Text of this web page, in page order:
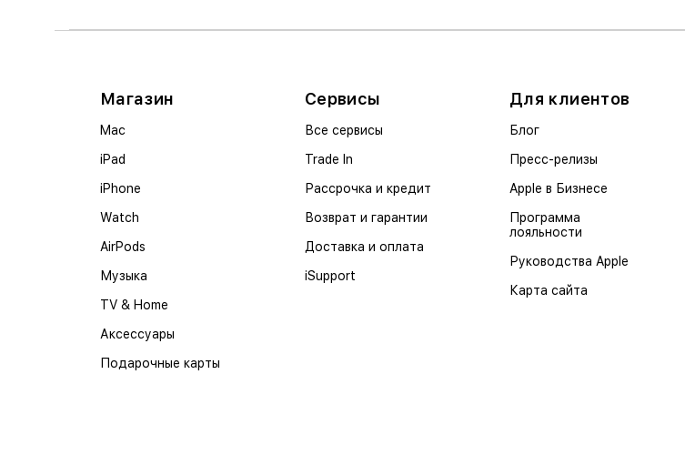
Магазин
Mac
iPad
iPhone
Watch
AirPods
Музыка
TV & Home
Аксессуары
Подарочные карты
Сервисы
Все сервисы
Trade In
Рассрочка и кредит
Возврат и гарантии
Доставка и оплата
iSupport
Для клиентов
Блог
Пресс-релизы
Apple в Бизнесе
Программа
лояльности
Руководства Apple
Карта сайта